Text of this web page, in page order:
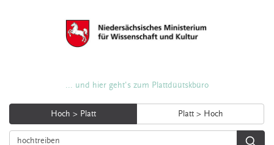
... und hier geht's zum Plattdüütskbüro
Hoch > Platt Platt > Hoch